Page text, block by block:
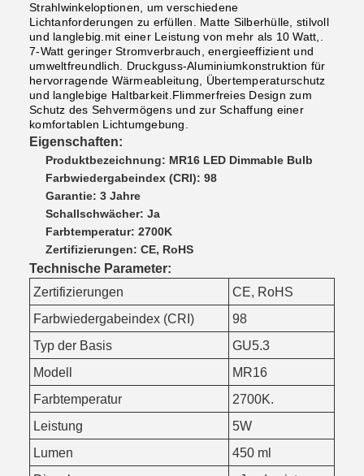
Strahlwinkeloptionen, um verschiedene
Lichtanforderungen zu erfüllen. Matte Silberhülle, stilvoll
und langlebig.mit einer Leistung von mehr als 10 Watt,.
7-Watt geringer Stromverbrauch, energieeffizient und
umweltfreundlich. Druckguss-Aluminiumkonstruktion für
hervorragende Wärmeableitung, Übertemperaturschutz
und langlebige Haltbarkeit.Flimmerfreies Design zum
Schutz des Sehvermögens und zur Schaffung einer
komfortablen Lichtumgebung.
Eigenschaften:
Produktbezeichnung: MR16 LED Dimmable Bulb
Farbwiedergabeindex (CRI): 98
Garantie: 3 Jahre
Schallschwächer: Ja
Farbtemperatur: 2700K
Zertifizierungen: CE, RoHS
Technische Parameter:
Zertifizierungen
CE, RoHS
Farbwiedergabeindex (CRI)
98
Typ der Basis
GU5.3
Modell
MR16
Farbtemperatur
2700K.
Leistung
5W
Lumen
450 ml